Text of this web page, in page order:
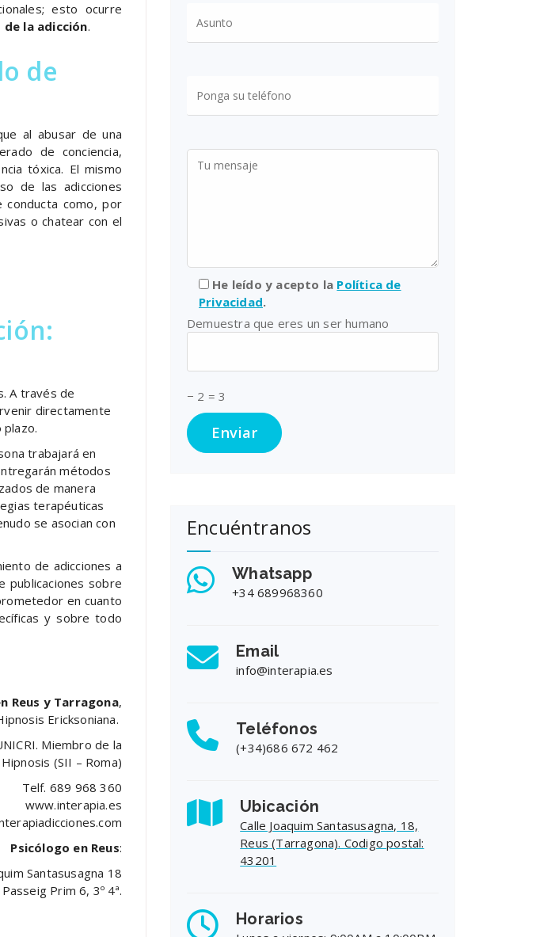
esto ocurre
la adicción.
de
al abusar de una
de conciencia,
tóxica. El mismo
de las adicciones
conducta como, por
o chatear con el
A través de
directamente
trabajará en
métodos
de manera
terapéuticas
se asocian con
de adicciones a
publicaciones sobre
en cuanto
y sobre todo
Reus y Tarragona,
Ericksoniana.
Miembro de la
(SII – Roma)
Telf. 689 968 360
www.interapia.es
Psicólogo en Reus:
Santasusagna 18
Prim 6, 3º 4ª.
He leído y acepto la Política de
Privacidad.
Demuestra que eres un ser humano
− 2 = 3
Encuéntranos
Whatsapp
+34 689968360
Email
info@interapia.es
Teléfonos
(+34)686 672 462
Ubicación
Calle Joaquim Santasusagna, 18,
Reus (Tarragona). Codigo postal:
43201
Horarios